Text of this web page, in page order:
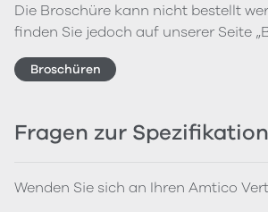
Die Broschüre kann nicht bestellt
finden Sie jedoch auf unserer Seite
Broschüren
Fragen zur
Wenden Sie sich an Ihren Amtico